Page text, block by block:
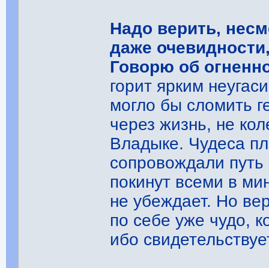
Надо верить,
даже
Говорю об
горит ярким
могло бы сломить
через жизнь, не
Владыке. Чудеса
сопровождали
покинут всеми в
не убеждает. Но
по себе уже чудо,
ибо